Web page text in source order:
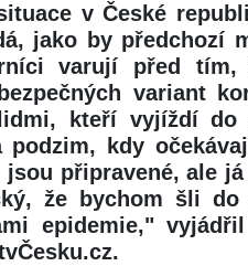
v České
jako by předchozí
varují před
variant
kteří vyjíždí do
podzim, kdy
jsou připravené, ale
že bychom šli
epidemie,"